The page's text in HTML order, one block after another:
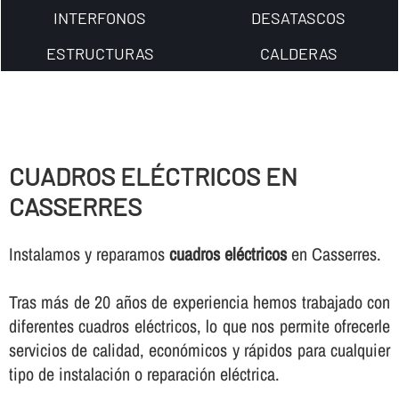
INTERFONOS
DESATASCOS
ESTRUCTURAS
CALDERAS
CUADROS ELÉCTRICOS EN
CASSERRES
Instalamos y reparamoscuadros eléctricosen Casserres.
Tras más de 20 años de experiencia hemos trabajado con
diferentes cuadros eléctricos, lo que nos permite ofrecerle
servicios de calidad, económicos y rápidos para cualquier
tipo de instalación o reparación eléctrica.